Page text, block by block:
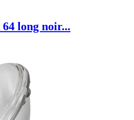
long noir...